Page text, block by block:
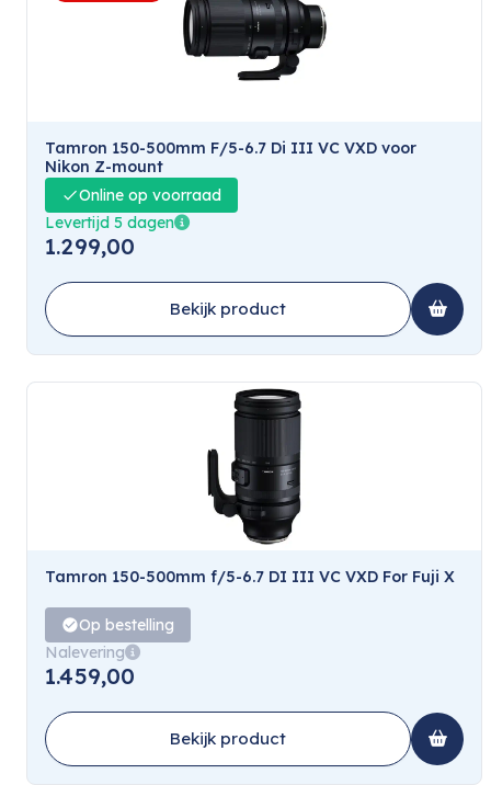
Tamron 150-500mm F/5-6.7 Di III VC VXD voor
Nikon Z-mount
Online op voorraad
Levertijd 5 dagen
1.299,00
Bekijk product
Tamron 150-500mm f/5-6.7 DI III VC VXD For Fuji X
Op bestelling
Nalevering
1.459,00
Bekijk product